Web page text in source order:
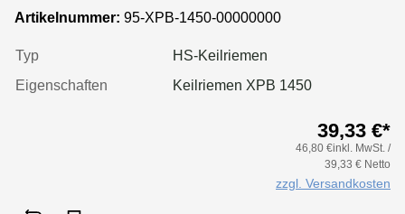
Artikelnummer: 95-XPB-1450-00000000
Typ
HS-Keilriemen
Eigenschaften
Keilriemen XPB 1450
39,33 €*
46,80 €inkl. MwSt. /
39,33 € Netto
zzgl. Versandkosten